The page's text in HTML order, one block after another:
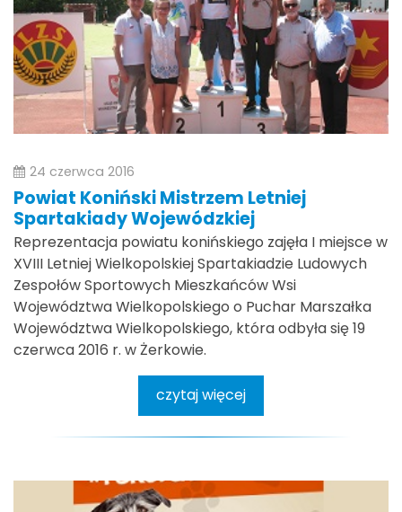
24 czerwca 2016
Powiat Koniński Mistrzem Letniej
Spartakiady Wojewódzkiej
Reprezentacja powiatu konińskiego zajęła I miejsce w
XVIII Letniej Wielkopolskiej Spartakiadzie Ludowych
Zespołów Sportowych Mieszkańców Wsi
Województwa Wielkopolskiego o Puchar Marszałka
Województwa Wielkopolskiego, która odbyła się 19
czerwca 2016 r. w Żerkowie.
czytaj więcej